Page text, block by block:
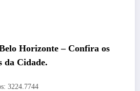
Horizonte – Confira os
da Cidade.
3224.7744